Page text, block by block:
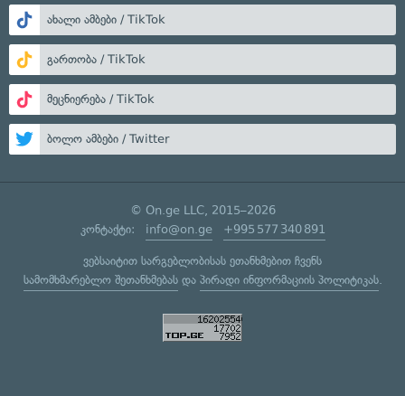
ახალი ამბები / TikTok
გართობა / TikTok
მეცნიერება / TikTok
ბოლო ამბები / Twitter
© On.ge LLC, 2015–2026
კონტაქტი: info@on.ge +995 577 340 891
ვებსაიტით სარგებლობისას ეთანხმებით ჩვენს
სამომხმარებლო შეთანხმებასდა პირადი ინფორმაციის პოლიტიკას.